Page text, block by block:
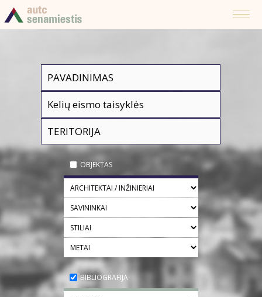
OBJEKTAS
BIBLIOGRAFIJA